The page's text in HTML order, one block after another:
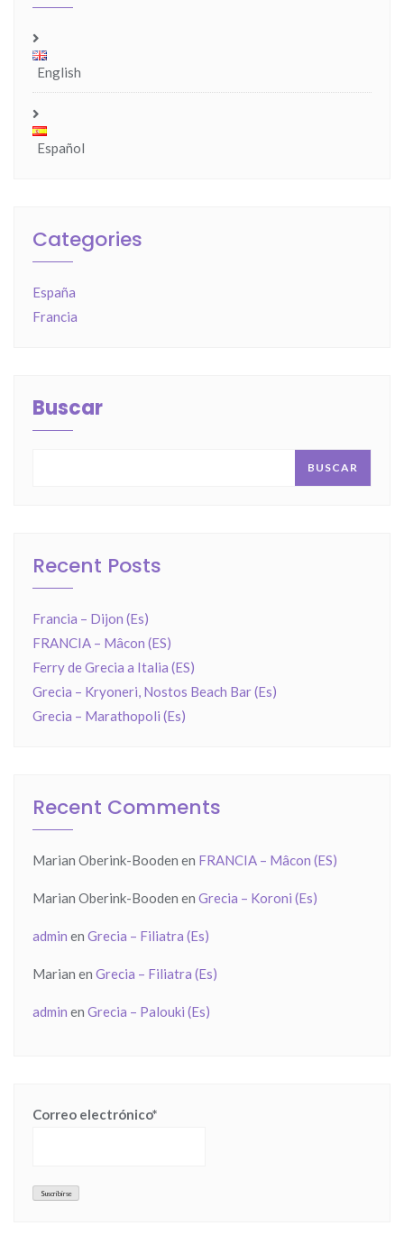
English
Español
Categories
España
Francia
Buscar
BUSCAR
Recent Posts
Francia – Dijon (Es)
FRANCIA – Mâcon (ES)
Ferry de Grecia a Italia (ES)
Grecia – Kryoneri, Nostos Beach Bar (Es)
Grecia – Marathopoli (Es)
Recent Comments
Marian Oberink-Booden en FRANCIA – Mâcon (ES)
Marian Oberink-Booden en Grecia – Koroni (Es)
admin en Grecia – Filiatra (Es)
Marian en Grecia – Filiatra (Es)
admin en Grecia – Palouki (Es)
Correo electrónico*